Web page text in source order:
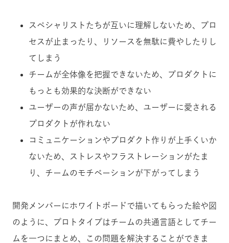
スペシャリストたちが互いに理解しないため、プロ
セスが止まったり、リソースを無駄に費やしたりし
てしまう
チームが全体像を把握できないため、プロダクトに
もっとも効果的な決断ができない
ユーザーの声が届かないため、ユーザーに愛される
プロダクトが作れない
コミュニケーションやプロダクト作りが上手くいか
ないため、ストレスやフラストレーションがたま
り、チームのモチベーションが下がってしまう
開発メンバーにホワイトボードで描いてもらった絵や図
のように、プロトタイプはチームの共通言語としてチー
ムを一つにまとめ、この問題を解決することができま